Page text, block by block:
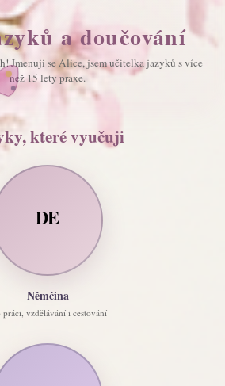
a doučování
Jmenuji se Alice, jsem učitelka jazyků s více
než 15 lety praxe.
které vyučuji
DE
Němčina
práci, vzdělávání i cestování